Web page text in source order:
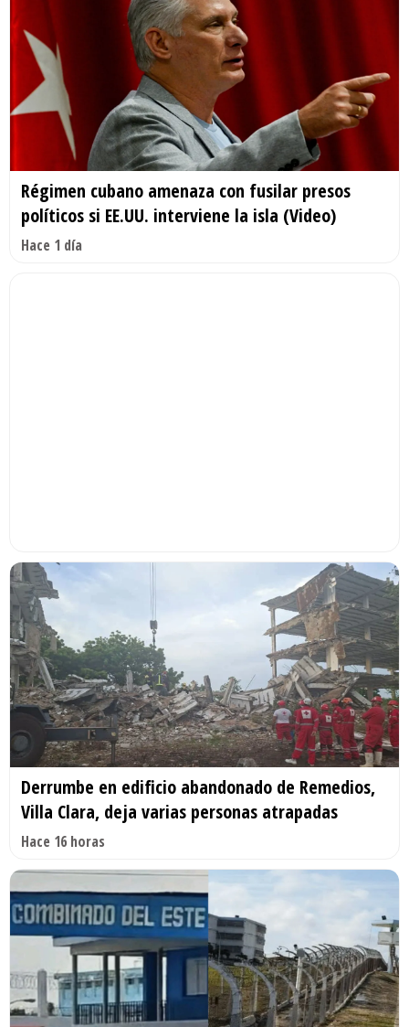
Régimen cubano amenaza con fusilar presos
políticos si EE.UU. interviene la isla (Video)
Hace 1 día
Derrumbe en edificio abandonado de Remedios,
Villa Clara, deja varias personas atrapadas
Hace 16 horas